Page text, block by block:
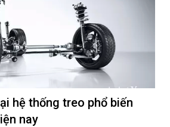
hệ thống treo phổ biến
nay